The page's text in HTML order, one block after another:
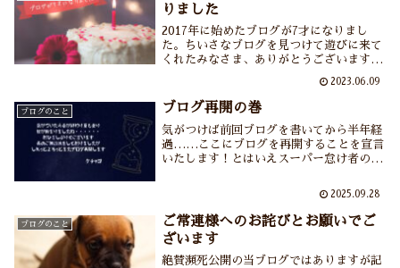
りました
2017年に始めたブログが7才になりまし
た。ちいさなブログを見つけて遊びに来て
くれたみなさま、ありがとうございます。
2023.06.09
ブログのこと ブログ再開の巻
気がつけば前回ブログを書いてから半年経
過……ここにブログを再開することを宣言
いたします！とはいえスーパー怠け者のわ
ゆるとブログを更新していきます。どうぞ
皆さまも気楽に遊びに来てくださいませ。
2025.09.28
ブログのこと
ご常連様へのお詫びとお願いでご
ざいます
絶賛瀕死公開の当ブログではありますが記